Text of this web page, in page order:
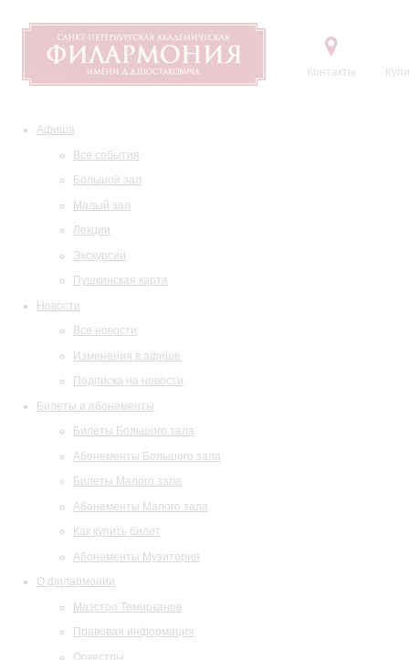
Контакты
Афиша
Все события
Большой зал
Малый зал
Лекции
Экскурсии
Пушкинская карта
Новости
Все новости
Изменения в афише
Подписка на новости
Билеты и абонементы
Билеты Большого зала
Абонементы Большого зала
Билеты Малого зала
Абонементы Малого зала
Как купить билет
Абонементы Музитория
О филармонии
Маэстро Темирканов
Правовая информация
Оркестры